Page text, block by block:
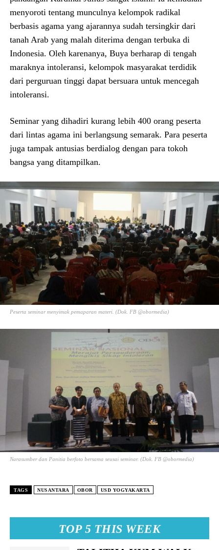
TOP 5 THIS WEEK
menyoroti tentang munculnya kelompok radikal
berbasis agama yang ajarannya sudah tersingkir dari
tanah Arab yang malah diterima dengan terbuka di
Indonesia. Oleh karenanya, Buya berharap di tengah
maraknya intoleransi, kelompok masyarakat terdidik
dari perguruan tinggi dapat bersuara untuk mencegah
intoleransi.
Seminar yang dihadiri kurang lebih 400 orang peserta
dari lintas agama ini berlangsung semarak. Para peserta
juga tampak antusias berdialog dengan para tokoh
bangsa yang ditampilkan.
Peserta seminar menyimak pemaparan materi. (Dok. FB @obormedia)
Narasumber dan Panitia berfoto bersama seusai seminar. (Dok. FB @obormedia)
TAGS NUSANTARA OBOR USD YOGYAKARTA